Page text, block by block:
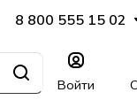
8 800 555 15 02
Войти